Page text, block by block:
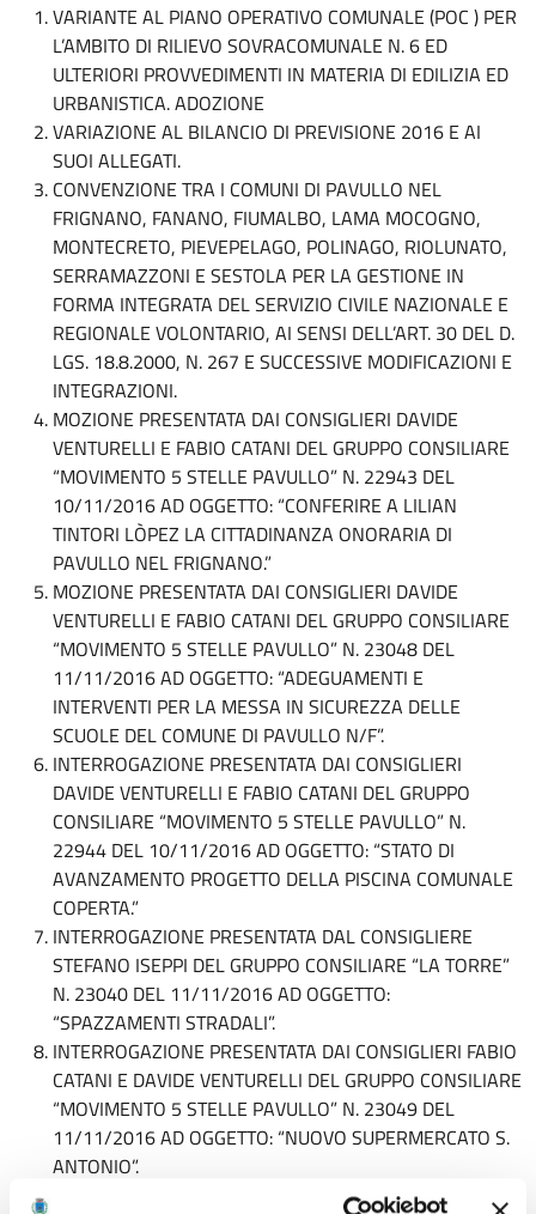
VARIANTE AL PIANO OPERATIVO COMUNALE (POC ) PER
L’AMBITO DI RILIEVO SOVRACOMUNALE N. 6 ED
ULTERIORI PROVVEDIMENTI IN MATERIA DI EDILIZIA ED
URBANISTICA. ADOZIONE
VARIAZIONE AL BILANCIO DI PREVISIONE 2016 E AI
SUOI ALLEGATI.
CONVENZIONE TRA I COMUNI DI PAVULLO NEL
FRIGNANO, FANANO, FIUMALBO, LAMA MOCOGNO,
MONTECRETO, PIEVEPELAGO, POLINAGO, RIOLUNATO,
SERRAMAZZONI E SESTOLA PER LA GESTIONE IN
FORMA INTEGRATA DEL SERVIZIO CIVILE NAZIONALE E
REGIONALE VOLONTARIO, AI SENSI DELL’ART. 30 DEL D.
LGS. 18.8.2000, N. 267 E SUCCESSIVE MODIFICAZIONI E
INTEGRAZIONI.
MOZIONE PRESENTATA DAI CONSIGLIERI DAVIDE
VENTURELLI E FABIO CATANI DEL GRUPPO CONSILIARE
“MOVIMENTO 5 STELLE PAVULLO” N. 22943 DEL
10/11/2016 AD OGGETTO: “CONFERIRE A LILIAN
TINTORI LÒPEZ LA CITTADINANZA ONORARIA DI
PAVULLO NEL FRIGNANO.”
MOZIONE PRESENTATA DAI CONSIGLIERI DAVIDE
VENTURELLI E FABIO CATANI DEL GRUPPO CONSILIARE
“MOVIMENTO 5 STELLE PAVULLO” N. 23048 DEL
11/11/2016 AD OGGETTO: “ADEGUAMENTI E
INTERVENTI PER LA MESSA IN SICUREZZA DELLE
SCUOLE DEL COMUNE DI PAVULLO N/F”.
INTERROGAZIONE PRESENTATA DAI CONSIGLIERI
DAVIDE VENTURELLI E FABIO CATANI DEL GRUPPO
CONSILIARE “MOVIMENTO 5 STELLE PAVULLO” N.
22944 DEL 10/11/2016 AD OGGETTO: “STATO DI
AVANZAMENTO PROGETTO DELLA PISCINA COMUNALE
COPERTA.”
INTERROGAZIONE PRESENTATA DAL CONSIGLIERE
STEFANO ISEPPI DEL GRUPPO CONSILIARE “LA TORRE”
N. 23040 DEL 11/11/2016 AD OGGETTO:
“SPAZZAMENTI STRADALI”.
INTERROGAZIONE PRESENTATA DAI CONSIGLIERI FABIO
CATANI E DAVIDE VENTURELLI DEL GRUPPO CONSILIARE
“MOVIMENTO 5 STELLE PAVULLO” N. 23049 DEL
11/11/2016 AD OGGETTO: “NUOVO SUPERMERCATO S.
ANTONIO”.